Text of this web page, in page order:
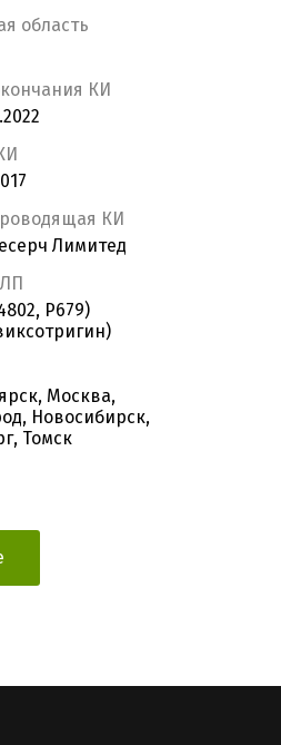
область
КИ
КИ
Лимитед
P679)
Москва,
Новосибирск,
Томск